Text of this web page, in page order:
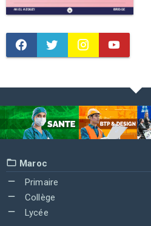
Maroc
Primaire
Collège
Lycée